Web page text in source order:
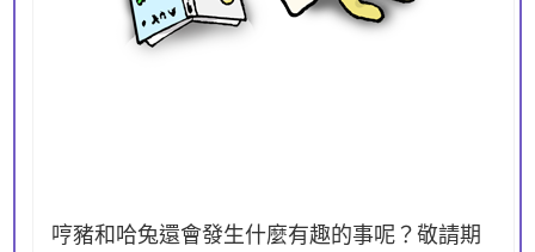
哼豬和哈兔還會發生什麼有趣的事呢？敬請期